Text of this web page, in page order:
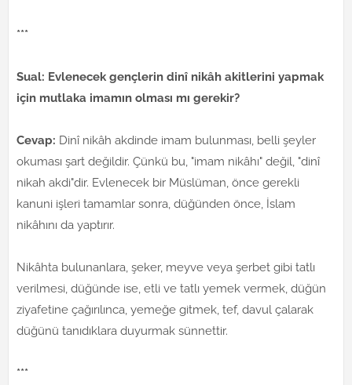
***
Sual: Evlenecek gençlerin dinî nikâh akitlerini yapmak
için mutlaka imamın olması mı gerekir?
Cevap: Dinî nikâh akdinde imam bulunması, belli şeyler
okuması şart değildir. Çünkü bu, "imam nikâhı" değil, "dinî
nikah akdi"dir. Evlenecek bir Müslüman, önce gerekli
kanuni işleri tamamlar sonra, düğünden önce, İslam
nikâhını da yaptırır.
Nikâhta bulunanlara, şeker, meyve veya şerbet gibi tatlı
verilmesi, düğünde ise, etli ve tatlı yemek vermek, düğün
ziyafetine çağırılınca, yemeğe gitmek, tef, davul çalarak
düğünü tanıdıklara duyurmak sünnettir.
***